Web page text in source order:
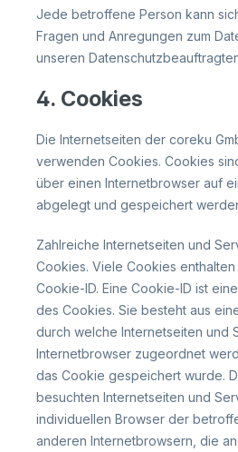
Jede betroffene Person kann
Fragen und Anregungen zum
unseren
4. Cookies
Die Internetseiten der coreku
verwenden Cookies. Cookies
über einen Internetbrowser auf
abgelegt und gespeichert
Zahlreiche Internetseiten und
Cookies. Viele Cookies
Cookie-ID. Eine Cookie-ID ist
des Cookies. Sie besteht aus
durch welche Internetseiten und
Internetbrowser zugeordnet
das Cookie gespeichert wurde.
besuchten Internetseiten und
individuellen Browser der
anderen Internetbrowsern, die